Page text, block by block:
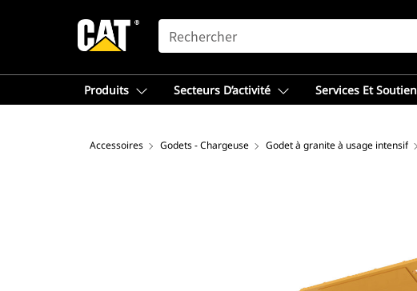
SEARCH
Produits Secteurs D’activité Services Et Soutien
Accessoires Godets - Chargeuse Godet à granite à usage intensif